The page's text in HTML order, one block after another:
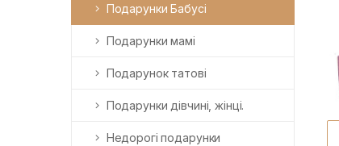
Подарунки Бабусі
Подарунки мамі
Подарунок татові
Подарунки дівчині, жінці.
Недорогі подарунки